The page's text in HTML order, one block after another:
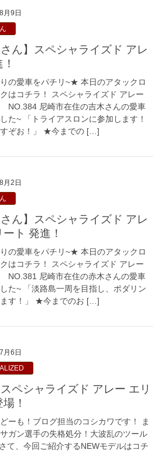
月9日
の愛車をパチリ~★ 本日のアタックロ
はコチラ！ スペシャライズド アレー
NO.384 尼崎市在住の吉木さんの愛車
た~ 「トライアスロンに参加します！
すぞお！」 ★今までの […]
月2日
ト 発進！
の愛車をパチリ~★ 本日のアタックロ
はコチラ！ スペシャライズド アレー
NO.381 尼崎市在住の赤木さんの愛車
た~ 「淡路島一周を目指し、ポダリン
ます！」 ★今までのお […]
月6日
！
ーも！ブログ担当のコシカワです！ ま
ガン選手の失格処分！大波乱のツール
て、今回ご紹介するNEWモデルはコチ